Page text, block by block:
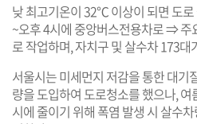
낮 최고기온이 32℃ 이상이 되면 도
~오후 4시에 중앙버스전용차로 ⇒
로 작업하며, 자치구 및 살수차 173대
서울시는 미세먼지 저감을 통한 대기
량을 도입하여 도로청소를 했으나,
시에 줄이기 위해 폭염 발생 시 살수